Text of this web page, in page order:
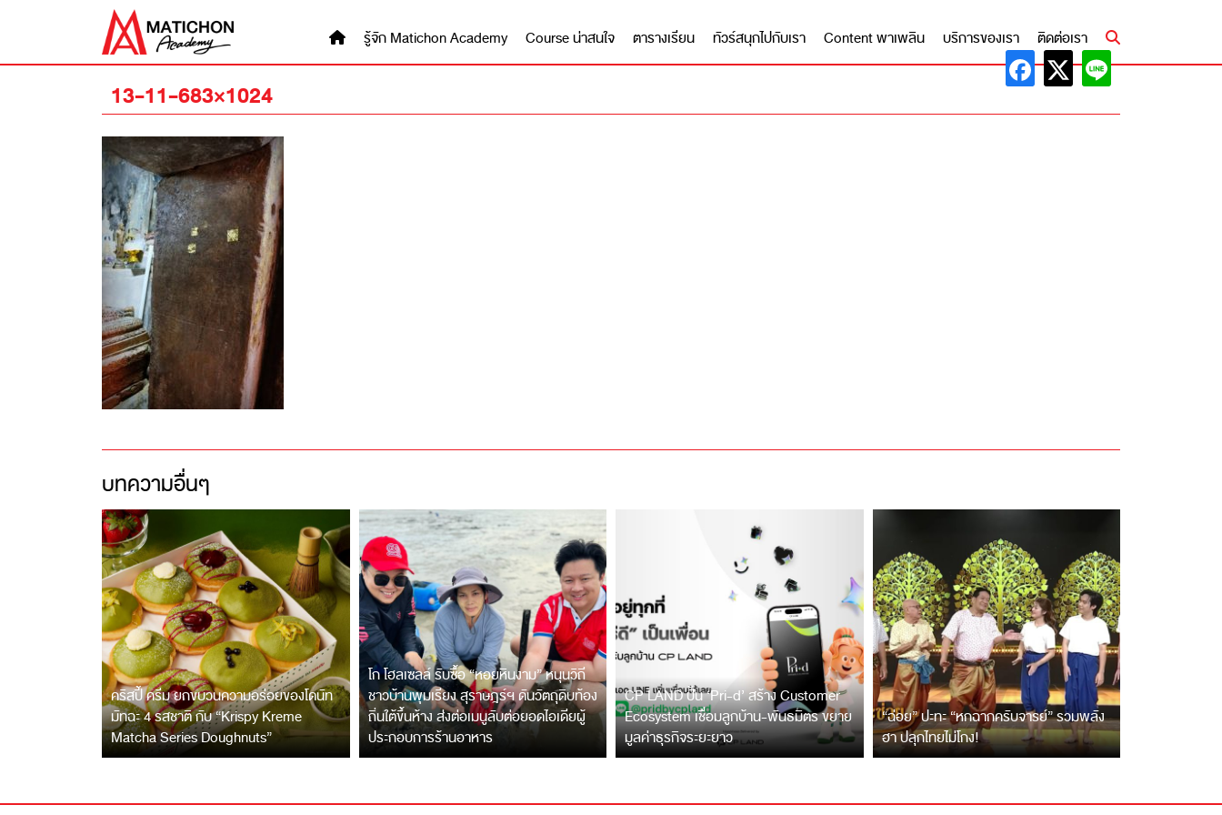
รู้จัก Matichon Academy Course น่าสนใจ ตารางเรียน ทัวร์สนุกไปกับเรา Content พาเพลิน บริการของเรา ติดต่อเรา
13-11-683×1024
บทความอื่นๆ
คริสปี้ ครีม ยกขบวนความอร่อยของโดนัท
มัทฉะ 4 รสชาติ กับ “Krispy Kreme
Matcha Series Doughnuts”
โก โฮลเซลล์ รับซื้อ “หอยหินงาม” หนุนวิถี
ชาวบ้านพุมเรียง สุราษฎร์ฯ ดันวัตถุดิบท้อง
ถิ่นใต้ขึ้นห้าง ส่งต่อเมนูลับต่อยอดไอเดียผู้
ประกอบการร้านอาหาร
CP LAND ปั้น ‘Pri-d’ สร้าง Customer
Ecosystem เชื่อมลูกบ้าน-พันธมิตร ขยาย
มูลค่าธุรกิจระยะยาว
“ฉ่อย” ปะทะ “หกฉากครับจารย์” รวมพลัง
ฮา ปลุกไทยไม่โกง!